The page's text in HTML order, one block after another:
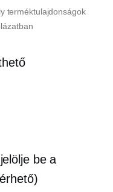
terméktulajdonságok
be a